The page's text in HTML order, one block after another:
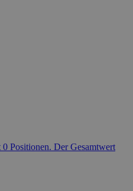
Positionen. Der Gesamtwert